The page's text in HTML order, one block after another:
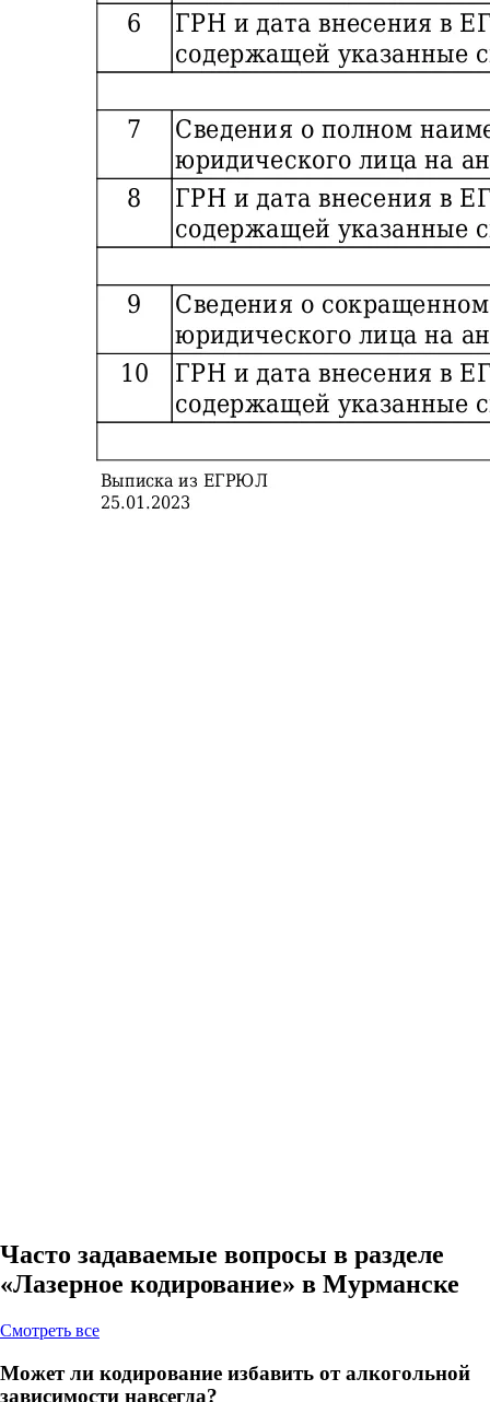
Часто задаваемые вопросы в разделе
«Лазерное кодирование» в Мурманске
Cмотреть все
Может ли кодирование избавить от алкогольной
зависимости навсегда?